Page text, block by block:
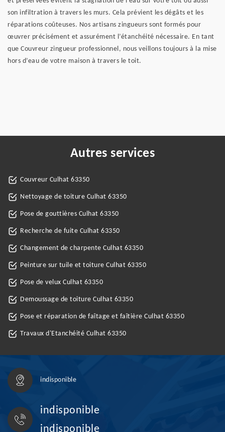
son infiltration à travers les murs. Cela prévient les dégâts et les
réparations coûteuses. Nos artisans zingueurs sont formés pour
œuvrer précisément et assurément l’étanchéité nécessaire. En tant
que Couvreur zingueur professionnel, nous veillons toujours à la mise
hors d’eau de votre maison à travers le toit.
Autres services
Couvreur Culhat 63350
Nettoyage de toiture Culhat 63350
Pose de gouttières Culhat 63350
Recherche de fuite Culhat 63350
Changement de charpente Culhat 63350
Peinture sur tuile et toiture Culhat 63350
Pose de velux Culhat 63350
Demoussage de toiture Culhat 63350
Pose et réparation de faîtage et faîtière Culhat 63350
Travaux d'Etanchéité Culhat 63350
indisponible
indisponible
indisponible